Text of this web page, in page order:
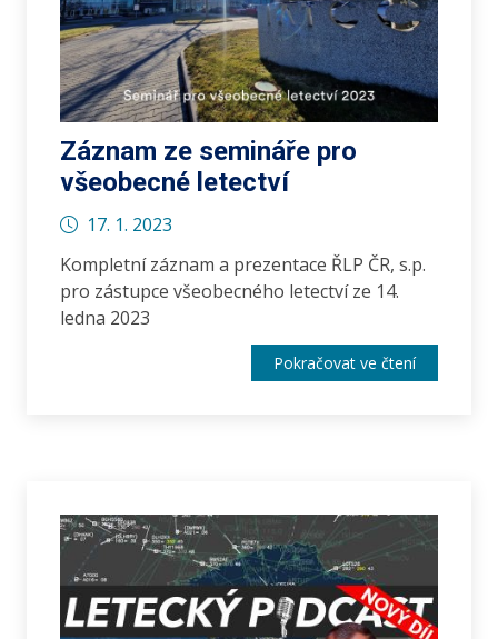
Záznam ze semináře pro
všeobecné letectví
17. 1. 2023
Kompletní záznam a prezentace ŘLP ČR, s.p.
pro zástupce všeobecného letectví ze 14.
ledna 2023
Pokračovat ve čtení